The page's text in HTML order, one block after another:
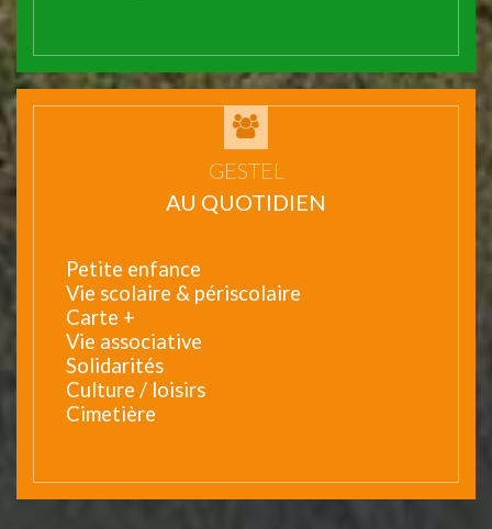
GESTEL
AU QUOTIDIEN
Petite enfance
Vie scolaire & périscolaire
Carte +
Vie associative
Solidarités
Culture / loisirs
Cimetière